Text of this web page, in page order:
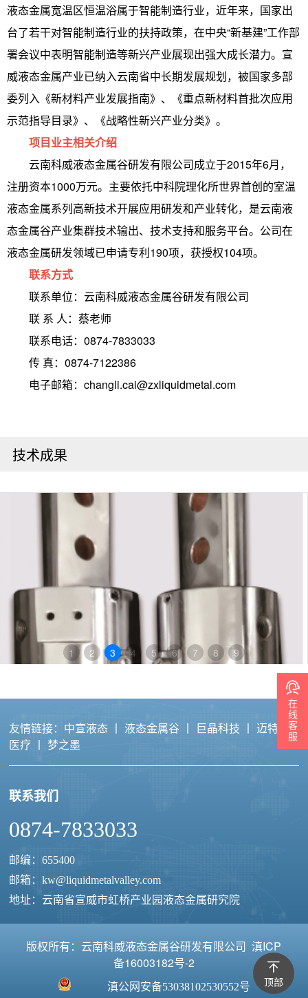
液态金属宽温区恒温浴属于智能制造行业，近年来，国家出
台了若干对智能制造行业的扶持政策，在中央“新基建”工作部
署会议中表明智能制造等新兴产业展现出强大成长潜力。宣
威液态金属产业已纳入云南省中长期发展规划，被国家多部
委列入《新材料产业发展指南》、《重点新材料首批次应用
示范指导目录》、《战略性新兴产业分类》。
项目业主相关介绍
云南科威液态金属谷研发有限公司成立于2015年6月，
注册资本1000万元。主要依托中科院理化所世界首创的室温
液态金属系列高新技术开展应用研发和产业转化，是云南液
态金属谷产业集群技术输出、技术支持和服务平台。公司在
液态金属研发领域已申请专利190项，获授权104项。
联系方式
联系单位：云南科威液态金属谷研发有限公司
联 系 人：蔡老师
联系电话：0874-7833033
传 真：0874-7122386
电子邮箱：changli.cai@zxliquidmetal.com
技术成果
1 2 3 4 5 6 7 8 9
友情链接： 中宣液态 丨 液态金属谷 丨 巨晶科技 丨迈特力
医疗 丨 梦之墨
联系我们
0874-7833033
邮编：655400
邮箱：kw@liquidmetalvalley.com
地址：云南省宣威市虹桥产业园液态金属研究院
版权所有：云南科威液态金属谷研发有限公司滇ICP
备16003182号-2
滇公网安备53038102530552号
在
线
客
服
顶部